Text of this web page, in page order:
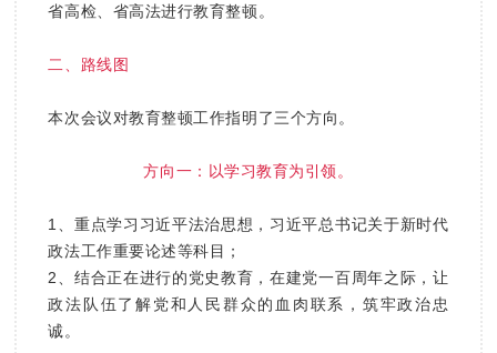
省高检、省高法进行教育整顿。
二、路线图
本次会议对教育整顿工作指明了三个方向。
方向一：以学习教育为引领。
1、重点学习习近平法治思想，习近平总书记关于新时代
政法工作重要论述等科目；
2、结合正在进行的党史教育，在建党一百周年之际，让
政法队伍了解党和人民群众的血肉联系，筑牢政治忠
诚。